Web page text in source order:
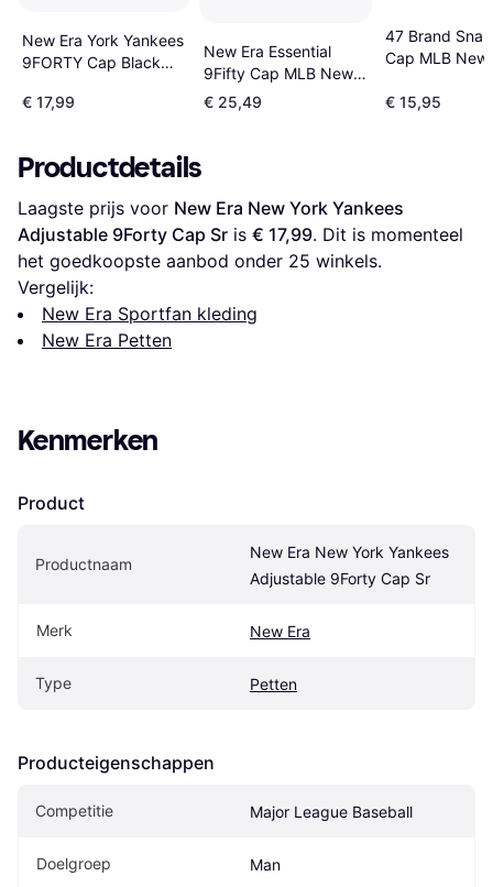
New Era York Yankees
9FORTY Cap Black
€ 17,99
New Era Essential
9Fifty Cap MLB New
York Yankees - Black
€ 25,49
47 Brand
Cap MLB New
€ 15,95
Productdetails
Laagste prijs voor New Era New York Yankees
Adjustable 9Forty Cap Sr is € 17,99. Dit is momenteel
het goedkoopste aanbod onder 25 winkels.
Vergelijk:
New Era Sportfan kleding
New Era Petten
Kenmerken
Product
Productnaam
New Era New York Yankees
Adjustable 9Forty Cap Sr
Merk New Era
Type Petten
Producteigenschappen
Competitie Major League Baseball
Doelgroep Man